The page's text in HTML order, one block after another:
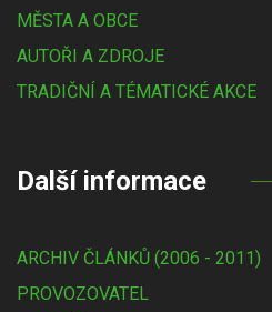
MĚSTA A OBCE
AUTOŘI A ZDROJE
TRADIČNÍ A TÉMATICKÉ AKCE
Další informace
ARCHIV ČLÁNKŮ (2006 - 2011)
PROVOZOVATEL